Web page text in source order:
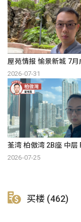
屋苑情报 愉景新城 7月
2026-07-31
荃湾 柏傲湾 2B座 中层
2026-07-25
买楼 (462)